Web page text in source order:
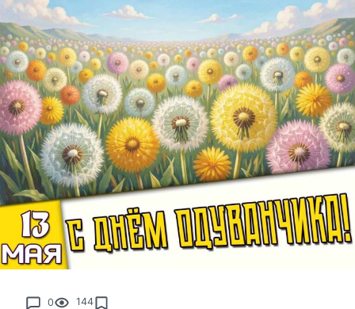
0 144